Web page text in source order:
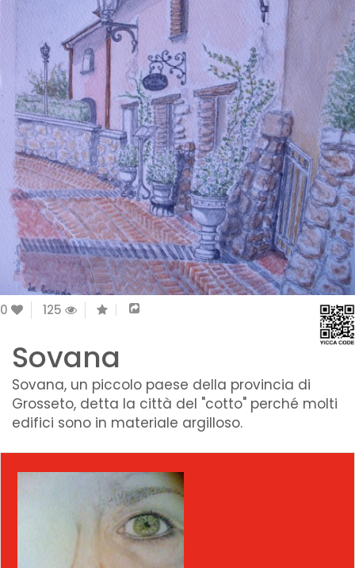
0 125
Sovana
Sovana, un piccolo paese della provincia di
Grosseto, detta la città del "cotto" perché molti
edifici sono in materiale argilloso.